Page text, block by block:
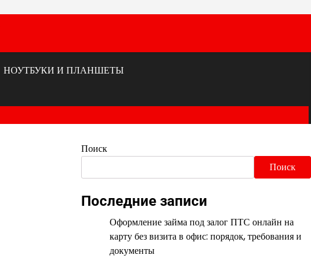
НОУТБУКИ И ПЛАНШЕТЫ
Поиск
Поиск
Последние записи
Оформление займа под залог ПТС онлайн на
карту без визита в офис: порядок, требования и
документы